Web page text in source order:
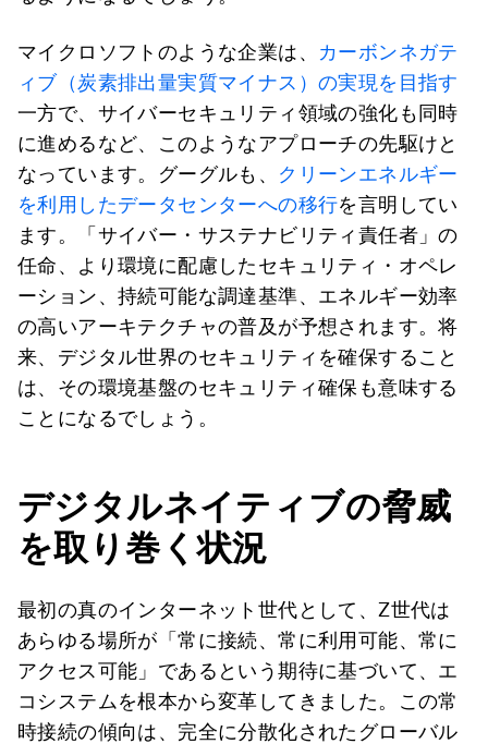
マイクロソフトのような企業は、 カーボンネガテ
ィブ（炭素排出量実質マイナス）の実現を目指す
一方で、サイバーセキュリティ領域の強化も同時
に進めるなど、このようなアプローチの先駆けと
なっています。グーグルも、 クリーンエネルギー
を利用したデータセンターへの移行を言明してい
ます。「サイバー・サステナビリティ責任者」の
任命、より環境に配慮したセキュリティ・オペレ
ーション、持続可能な調達基準、エネルギー効率
の高いアーキテクチャの普及が予想されます。将
来、デジタル世界のセキュリティを確保すること
は、その環境基盤のセキュリティ確保も意味する
ことになるでしょう。
デジタルネイティブの脅威
を取り巻く状況
最初の真のインターネット世代として、Z世代は
あらゆる場所が「常に接続、常に利用可能、常に
アクセス可能」であるという期待に基づいて、エ
コシステムを根本から変革してきました。この常
時接続の傾向は、完全に分散化されたグローバル